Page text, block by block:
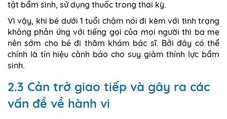
tật bẩm sinh, sử dụng thuốc trong thai kỳ.
Vì vậy, khi bé dưới 1 tuổi chậm nói đi kèm với tình trạng
không phản ứng với tiếng gọi của mọi người thì ba mẹ
nên sớm cho bé đi thăm khám bác sĩ. Bởi đây có thể
chính là tín hiệu cảnh báo cho suy giảm thính lực bẩm
sinh.
2.3 Cản trở giao tiếp và gây ra các
vấn đề về hành vi